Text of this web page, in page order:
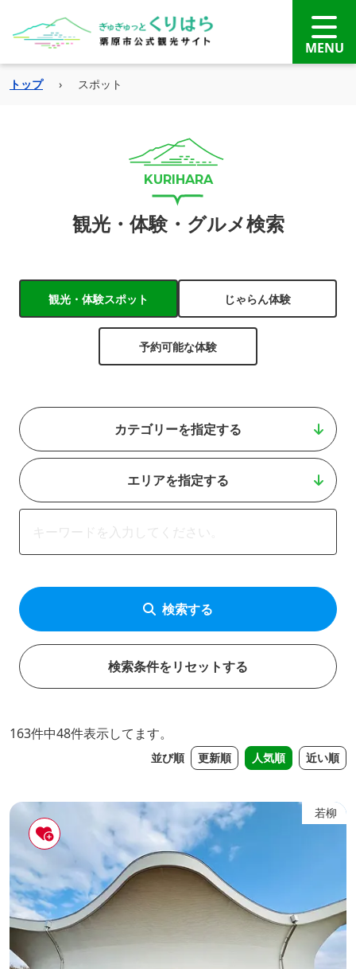
トップ › スポット
観光・体験・グルメ検索
観光・体験スポット じゃらん体験
予約可能な体験
カテゴリーを指定する
エリアを指定する
検索する
検索条件をリセットする
163件中48件表示してます。
並び順 更新順 人気順 近い順
若柳